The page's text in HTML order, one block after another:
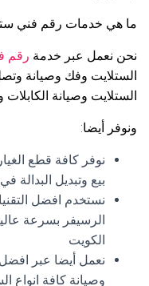
ما هي خدمات رقم فني
نحن نعمل عبر خدمة رقم
الستلايت وفك وصيانة
الستلايت وصيانة
ونوفر أيضا:
نوفر كافة قطع
بيع وتبديل
نستخدم افضل
الرسيفر بسرعة
الكويت
نعمل أيضا عبر
وصيانة كافة انواع